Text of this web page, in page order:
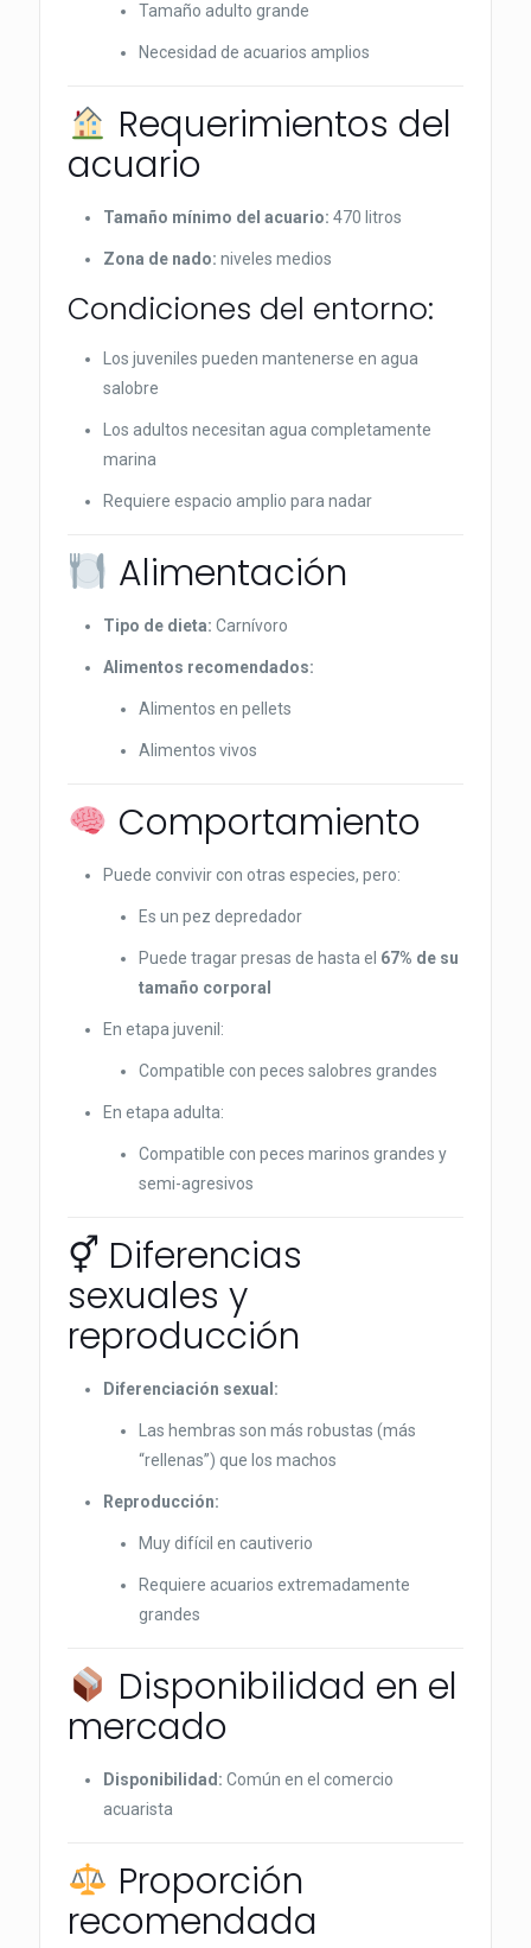
Tamaño adulto grande
Necesidad de acuarios amplios
Requerimientos del
acuario
Tamaño mínimo del acuario: 470 litros
Zona de nado: niveles medios
Condiciones del entorno:
Los juveniles pueden mantenerse en agua
salobre
Los adultos necesitan agua completamente
marina
Requiere espacio amplio para nadar
Alimentación
Tipo de dieta: Carnívoro
Alimentos recomendados:
Alimentos en pellets
Alimentos vivos
Comportamiento
Puede convivir con otras especies, pero:
Es un pez depredador
Puede tragar presas de hasta el 67% de su
tamaño corporal
En etapa juvenil:
Compatible con peces salobres grandes
En etapa adulta:
Compatible con peces marinos grandes y
semi-agresivos
⚥ Diferencias
sexuales y
reproducción
Diferenciación sexual:
Las hembras son más robustas (más
“rellenas”) que los machos
Reproducción:
Muy difícil en cautiverio
Requiere acuarios extremadamente
grandes
Disponibilidad en el
mercado
Disponibilidad: Común en el comercio
acuarista
Proporción
recomendada